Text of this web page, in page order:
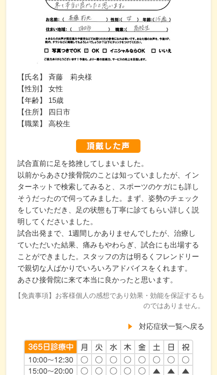
【氏名】 斉藤 莉央様
【性別】 女性
【年齢】 15歳
【住所】 四日市
【職業】 高校生
試合直前に足を捻挫してしまいました。
以前からあさひ接骨院のことは知っていましたが、イン
ターネットで検索してみると、スポーツのケガにも詳し
そうだったので伺ってみました。まず、姿勢のチェック
をしていただき、足の状態も丁寧に診てもらい詳しく説
明してくださいました。
試合出発まで、1週間しかありませんでしたが、治療し
ていただいた結果、痛みもやわらぎ、試合にも出場する
ことができました。スタッフの方は明るくフレンドリー
で親切な人ばかりでいろいろアドバイスをくれます。
あさひ接骨院に来て本当に良かったと思います。
【免責事項】お客様個人の感想であり効果・効能を保証するも
のではありません。
対応症状一覧へ戻る